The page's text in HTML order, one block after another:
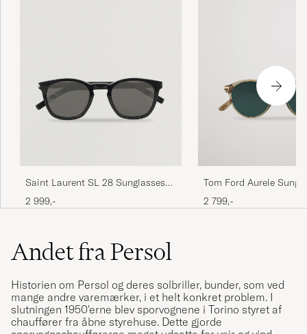
Saint Laurent SL 28 Sunglasses
Black
2 999,-
Tom Ford Aurele
Beige/Blue
2 799,-
Andet fra Persol
Historien om Persol og deres solbriller, bunder, som ved
mange andre varemærker, i et helt konkret problem. I
slutningen 1950'erne blev sporvognene i Torino styret af
chauffører fra åbne styrehuse. Dette gjorde